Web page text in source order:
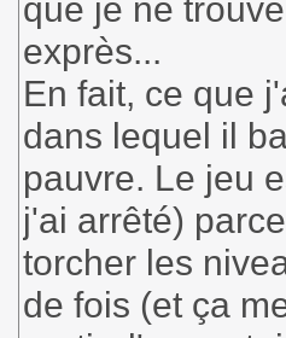
que je ne
exprès...
En fait, ce que
dans lequel il
pauvre. Le jeu
j'ai arrêté)
torcher les
de fois (et ça